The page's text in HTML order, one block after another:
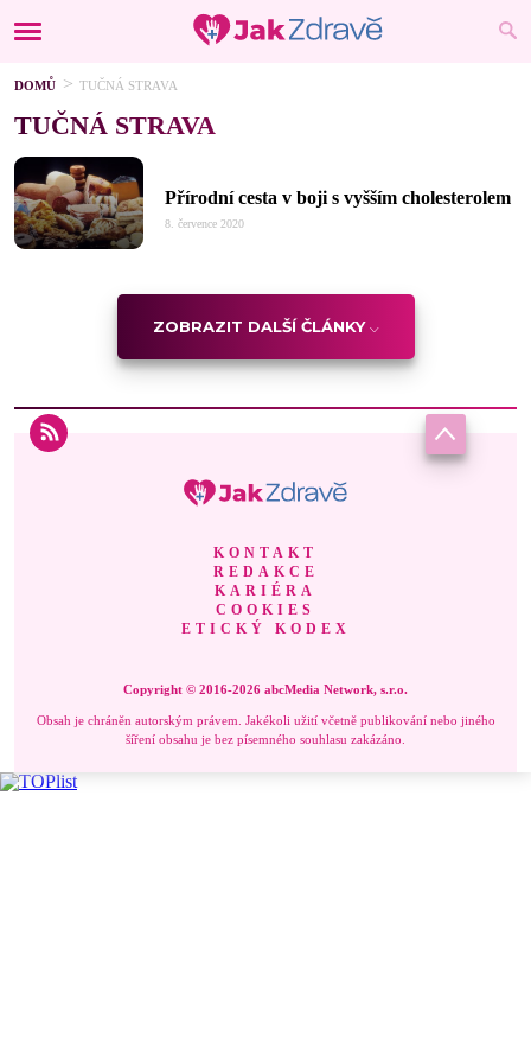
DOMŮ TUČNÁ STRAVA
TUČNÁ STRAVA
Přírodní cesta v boji s vyšším cholesterolem
8. července 2020
ZOBRAZIT DALŠÍ ČLÁNKY
KONTAKT
REDAKCE
KARIÉRA
COOKIES
ETICKÝ KODEX
Copyright © 2016-2026 abcMedia Network, s.r.o.
Obsah je chráněn autorským právem. Jakékoli užití včetně publikování nebo jiného
šíření obsahu je bez písemného souhlasu zakázáno.